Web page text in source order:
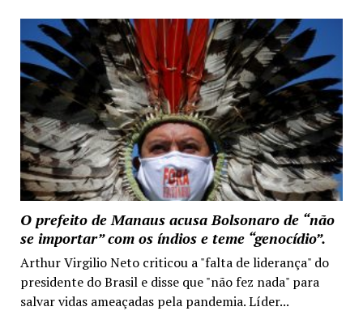
O prefeito de Manaus acusa Bolsonaro de “não
se importar” com os índios e teme “genocídio”.
Arthur Virgilio Neto criticou a "falta de liderança" do
presidente do Brasil e disse que "não fez nada" para
salvar vidas ameaçadas pela pandemia. Líder...